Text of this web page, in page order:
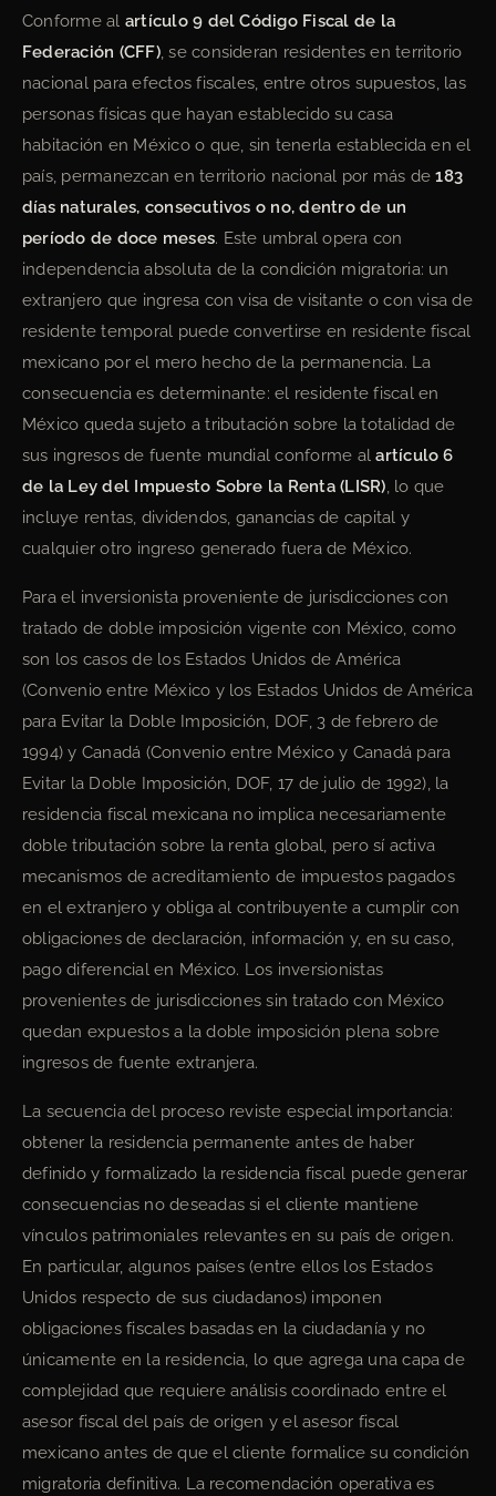
Conforme al artículo 9 del Código Fiscal de la
Federación (CFF), se consideran residentes en territorio
nacional para efectos fiscales, entre otros supuestos, las
personas físicas que hayan establecido su casa
habitación en México o que, sin tenerla establecida en el
país, permanezcan en territorio nacional por más de183
días naturales, consecutivos o no, dentro de un
período de doce meses. Este umbral opera con
independencia absoluta de la condición migratoria: un
extranjero que ingresa con visa de visitante o con visa de
residente temporal puede convertirse en residente fiscal
mexicano por el mero hecho de la permanencia. La
consecuencia es determinante: el residente fiscal en
México queda sujeto a tributación sobre la totalidad de
sus ingresos de fuente mundial conforme alartículo 6
de la Ley del Impuesto Sobre la Renta (LISR), lo que
incluye rentas, dividendos, ganancias de capital y
cualquier otro ingreso generado fuera de México.
Para el inversionista proveniente de jurisdicciones con
tratado de doble imposición vigente con México, como
son los casos de los Estados Unidos de América
(Convenio entre México y los Estados Unidos de América
para Evitar la Doble Imposición, DOF, 3 de febrero de
1994) y Canadá (Convenio entre México y Canadá para
Evitar la Doble Imposición, DOF, 17 de julio de 1992), la
residencia fiscal mexicana no implica necesariamente
doble tributación sobre la renta global, pero sí activa
mecanismos de acreditamiento de impuestos pagados
en el extranjero y obliga al contribuyente a cumplir con
obligaciones de declaración, información y, en su caso,
pago diferencial en México. Los inversionistas
provenientes de jurisdicciones sin tratado con México
quedan expuestos a la doble imposición plena sobre
ingresos de fuente extranjera.
La secuencia del proceso reviste especial importancia:
obtener la residencia permanente antes de haber
definido y formalizado la residencia fiscal puede generar
consecuencias no deseadas si el cliente mantiene
vínculos patrimoniales relevantes en su país de origen.
En particular, algunos países (entre ellos los Estados
Unidos respecto de sus ciudadanos) imponen
obligaciones fiscales basadas en la ciudadanía y no
únicamente en la residencia, lo que agrega una capa de
complejidad que requiere análisis coordinado entre el
asesor fiscal del país de origen y el asesor fiscal
mexicano antes de que el cliente formalice su condición
migratoria definitiva. La recomendación operativa es